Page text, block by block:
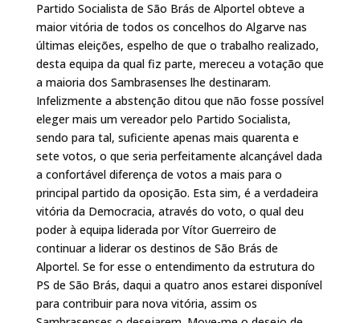
Partido Socialista de São Brás de Alportel obteve a
maior vitória de todos os concelhos do Algarve nas
últimas eleições, espelho de que o trabalho realizado,
desta equipa da qual fiz parte, mereceu a votação que
a maioria dos Sambrasenses lhe destinaram.
Infelizmente a abstenção ditou que não fosse possível
eleger mais um vereador pelo Partido Socialista,
sendo para tal, suficiente apenas mais quarenta e
sete votos, o que seria perfeitamente alcançável dada
a confortável diferença de votos a mais para o
principal partido da oposição. Esta sim, é a verdadeira
vitória da Democracia, através do voto, o qual deu
poder à equipa liderada por Vítor Guerreiro de
continuar a liderar os destinos de São Brás de
Alportel. Se for esse o entendimento da estrutura do
PS de São Brás, daqui a quatro anos estarei disponível
para contribuir para nova vitória, assim os